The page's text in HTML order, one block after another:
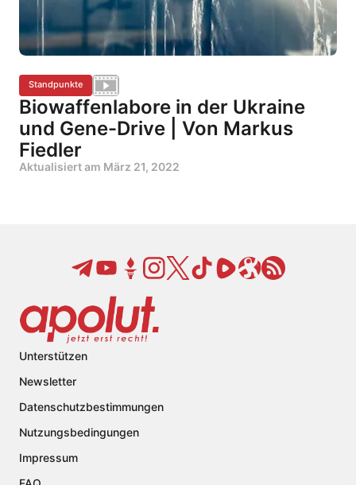
Standpunkte
Biowaffenlabore in der Ukraine
und Gene-Drive | Von Markus
Fiedler
Aktualisiert am März 21, 2022
Unterstützen
Newsletter
Datenschutzbestimmungen
Nutzungsbedingungen
Impressum